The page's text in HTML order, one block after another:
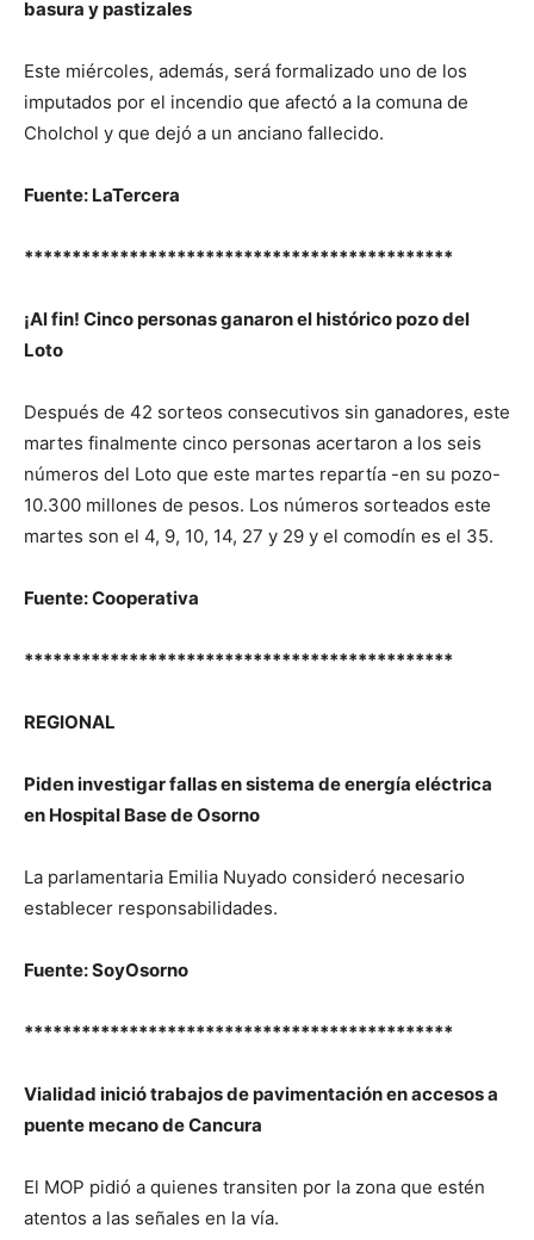
basura y pastizales
Este miércoles, además, será formalizado uno de los
imputados por el incendio que afectó a la comuna de
Cholchol y que dejó a un anciano fallecido.
Fuente: LaTercera
*********************************************
¡Al fin! Cinco personas ganaron el histórico pozo del
Loto
Después de 42 sorteos consecutivos sin ganadores, este
martes finalmente cinco personas acertaron a los seis
números del Loto que este martes repartía -en su pozo-
10.300 millones de pesos. Los números sorteados este
martes son el 4, 9, 10, 14, 27 y 29 y el comodín es el 35.
Fuente: Cooperativa
*********************************************
REGIONAL
Piden investigar fallas en sistema de energía eléctrica
en Hospital Base de Osorno
La parlamentaria Emilia Nuyado consideró necesario
establecer responsabilidades.
Fuente: SoyOsorno
*********************************************
Vialidad inició trabajos de pavimentación en accesos a
puente mecano de Cancura
El MOP pidió a quienes transiten por la zona que estén
atentos a las señales en la vía.